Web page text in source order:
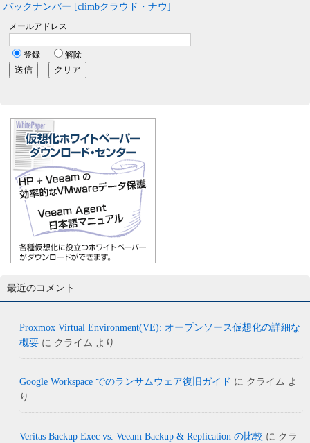
バックナンバー [climbクラウド・ナウ]
最近のコメント
Proxmox Virtual Environment(VE): オープンソース仮想化の詳細な
概要 に クライム より
Google Workspace でのランサムウェア復旧ガイド に クライム よ
り
Veritas Backup Exec vs. Veeam Backup & Replication の比較 に クラ